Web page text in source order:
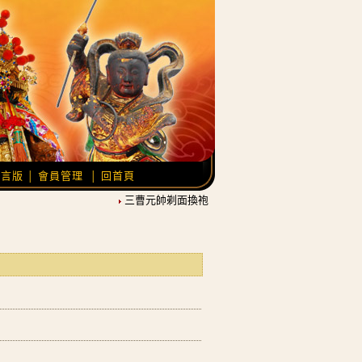
版 會員管理
回首頁
三曹元帥剃面換袍，農曆12月21日覆靈開光。